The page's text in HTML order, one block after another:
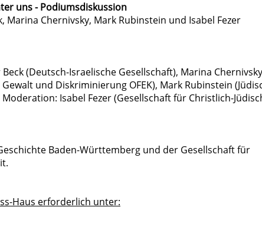
uns - Podiumsdiskussion
Marina Chernivsky, Mark Rubinstein und Isabel Fezer
(Deutsch-Israelische Gesellschaft), Marina Chernivsky
und Diskriminierung OFEK), Mark Rubinstein
Isabel Fezer (Gesellschaft für Christlich-
Baden-Württemberg und der Gesellschaft für
Haus erforderlich unter: